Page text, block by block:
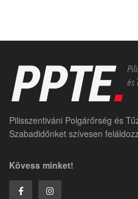
Pilisszentiváni Polgárőrség és
Szabadidőnket szívesen
Kövess minket!